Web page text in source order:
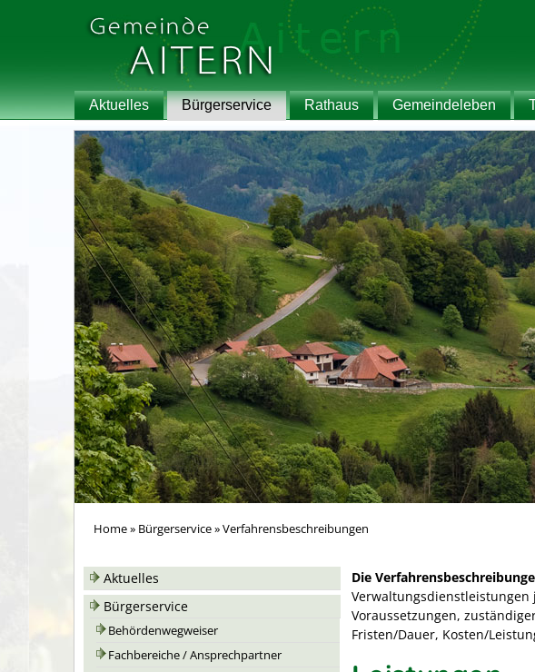
Aktuelles Bürgerservice Rathaus Gemeindeleben
Home» Bürgerservice»Verfahrensbeschreibungen
Aktuelles
Bürgerservice
Behördenwegweiser
Fachbereiche / Ansprechpartner
Die
Voraussetzungen,
Fristen/Dauer, Kosten/